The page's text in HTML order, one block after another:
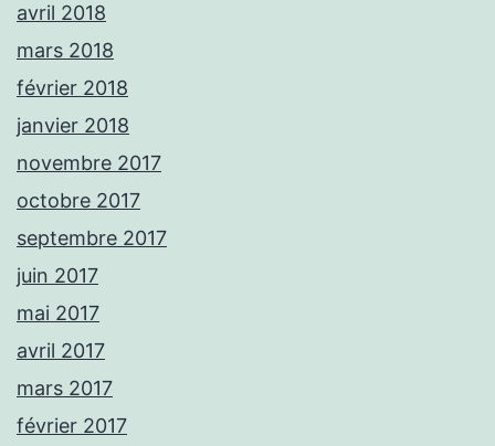
avril 2018
mars 2018
février 2018
janvier 2018
novembre 2017
octobre 2017
septembre 2017
juin 2017
mai 2017
avril 2017
mars 2017
février 2017